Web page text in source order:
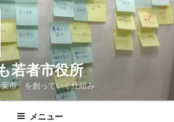
若者市役所
市」を創っていく仕組み
メニュー